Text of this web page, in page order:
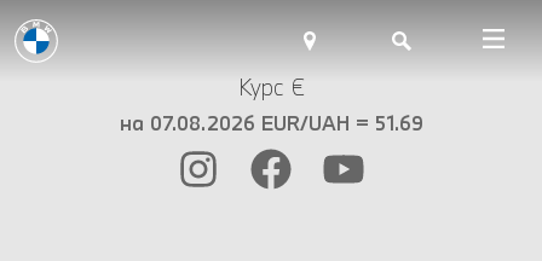
Курс €
на 07.08.2026 EUR/UAH = 51.69